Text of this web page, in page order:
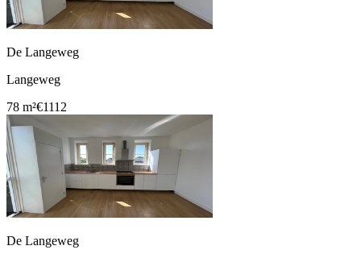
De Langeweg
Langeweg
78 m²€1112
De Langeweg